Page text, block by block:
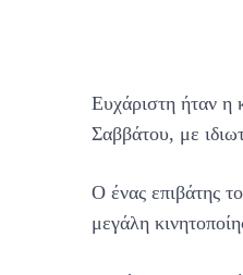
Ευχάριστη ήταν η
Σαββάτου, με
Ο ένας επιβάτης
μεγάλη